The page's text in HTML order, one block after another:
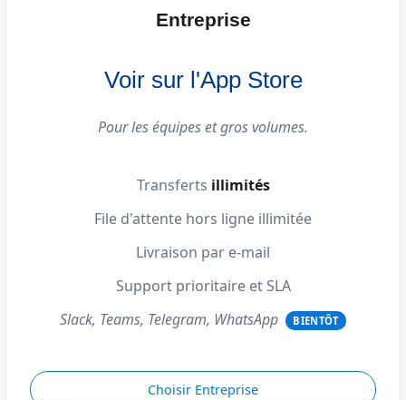
Entreprise
Voir sur l'App Store
Pour les équipes et gros volumes.
Transferts illimités
File d'attente hors ligne illimitée
Livraison par e-mail
Support prioritaire et SLA
Slack, Teams, Telegram, WhatsApp
BIENTÔT
Choisir Entreprise